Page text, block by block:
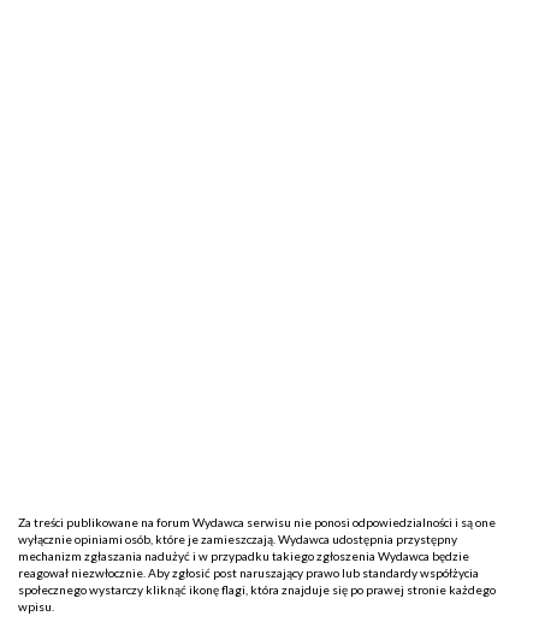
Za treści publikowane na forum Wydawca serwisu nie ponosi odpowiedzialności i są one
wyłącznie opiniami osób, które je zamieszczają. Wydawca udostępnia przystępny
mechanizm zgłaszania nadużyć i w przypadku takiego zgłoszenia Wydawca będzie
reagował niezwłocznie. Aby zgłosić post naruszający prawo lub standardy współżycia
społecznego wystarczy kliknąć ikonę flagi, która znajduje się po prawej stronie każdego
wpisu.